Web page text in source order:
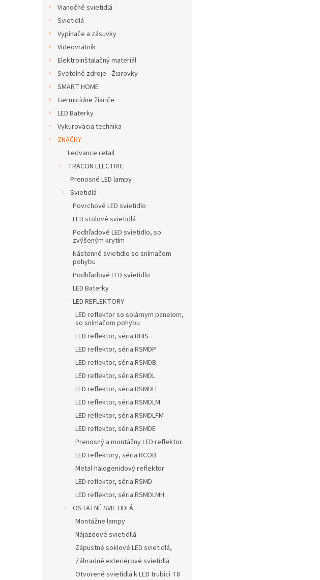
Vianočné svietidlá
Svietidlá
Vypínače a zásuvky
Videovrátnik
Elektroinštalačný materiál
Svetelné zdroje - Žiarovky
SMART HOME
Germicídne žiariče
LED Baterky
Vykurovacia technika
ZNAČKY
Ledvance retail
TRACON ELECTRIC
Prenosné LED lampy
Svietidlá
Povrchové LED svietidlo
LED stolové svietidlá
Podhľadové LED svietidlo, so
zvýšeným krytím
Nástenné svietidlo so snímačom
pohybu
Podhľadové LED svietidlo
LED Baterky
LED REFLEKTORY
LED reflektor so solárnym panelom,
so snímačom pohybu
LED reflektor, séria RHIS
LED reflektor, séria RSMDP
LED reflektor, séria RSMDB
LED reflektor, séria RSMDL
LED reflektor, séria RSMDLF
LED reflektor, séria RSMDLM
LED reflektor, séria RSMDLFM
LED reflektor, séria RSMDE
Prenosný a montážny LED reflektor
LED reflektory, séria RCOB
Metal-halogenidový reflektor
LED reflektor, séria RSMD
LED reflektor, séria RSMDLMH
OSTATNÉ SVIETIDLÁ
Montážne lampy
Nájazdové svietidllá
Zápustné soklové LED svietidlá,
Záhradné exteriérové svietidlá
Otvorené svietidlá k LED trubici T8